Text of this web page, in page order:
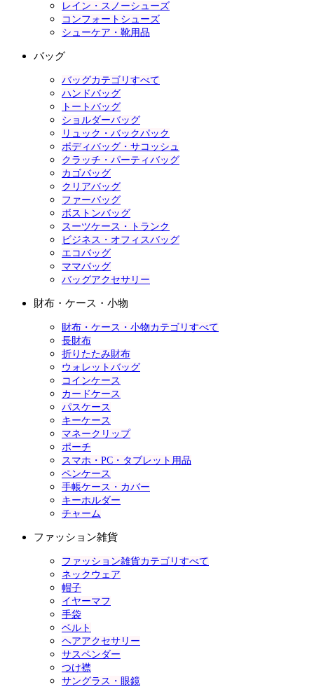
レイン・スノーシューズ
コンフォートシューズ
シューケア・靴用品
バッグ
バッグカテゴリすべて
ハンドバッグ
トートバッグ
ショルダーバッグ
リュック・バックパック
ボディバッグ・サコッシュ
クラッチ・パーティバッグ
カゴバッグ
クリアバッグ
ファーバッグ
ボストンバッグ
スーツケース・トランク
ビジネス・オフィスバッグ
エコバッグ
ママバッグ
バッグアクセサリー
財布・ケース・小物
財布・ケース・小物カテゴリすべて
長財布
折りたたみ財布
ウォレットバッグ
コインケース
カードケース
パスケース
キーケース
マネークリップ
ポーチ
スマホ・PC・タブレット用品
ペンケース
手帳ケース・カバー
キーホルダー
チャーム
ファッション雑貨
ファッション雑貨カテゴリすべて
ネックウェア
帽子
イヤーマフ
手袋
ベルト
ヘアアクセサリー
サスペンダー
つけ襟
サングラス・眼鏡